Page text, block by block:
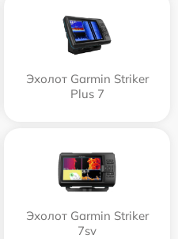
Эхолот Garmin Striker
Plus 7
Эхолот Garmin Striker
7sv